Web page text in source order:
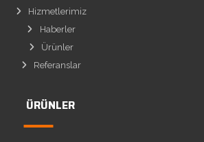
Hizmetlerimiz
Haberler
Ürünler
Referanslar
ÜRÜNLER